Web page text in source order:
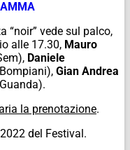
“noir” vede sul palco,
alle 17.30, Mauro
Daniele
Gian Andrea
la prenotazione.
del Festival.